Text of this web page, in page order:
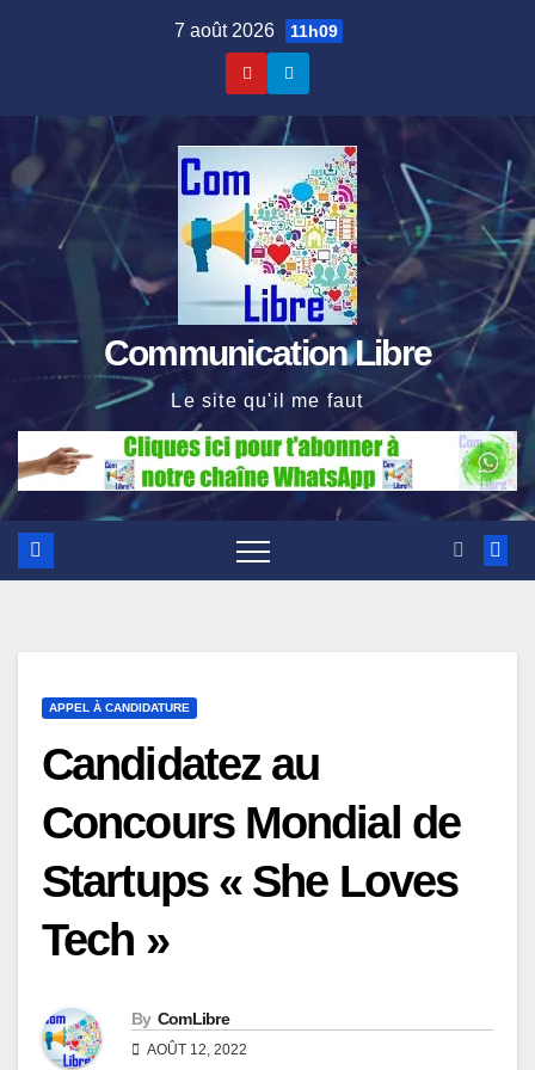
7 août 2026 11h09
Communication Libre
Le site qu'il me faut
APPEL À CANDIDATURE
Candidatez au
Concours Mondial de
Startups « She Loves
Tech »
By ComLibre
AOÛT 12, 2022